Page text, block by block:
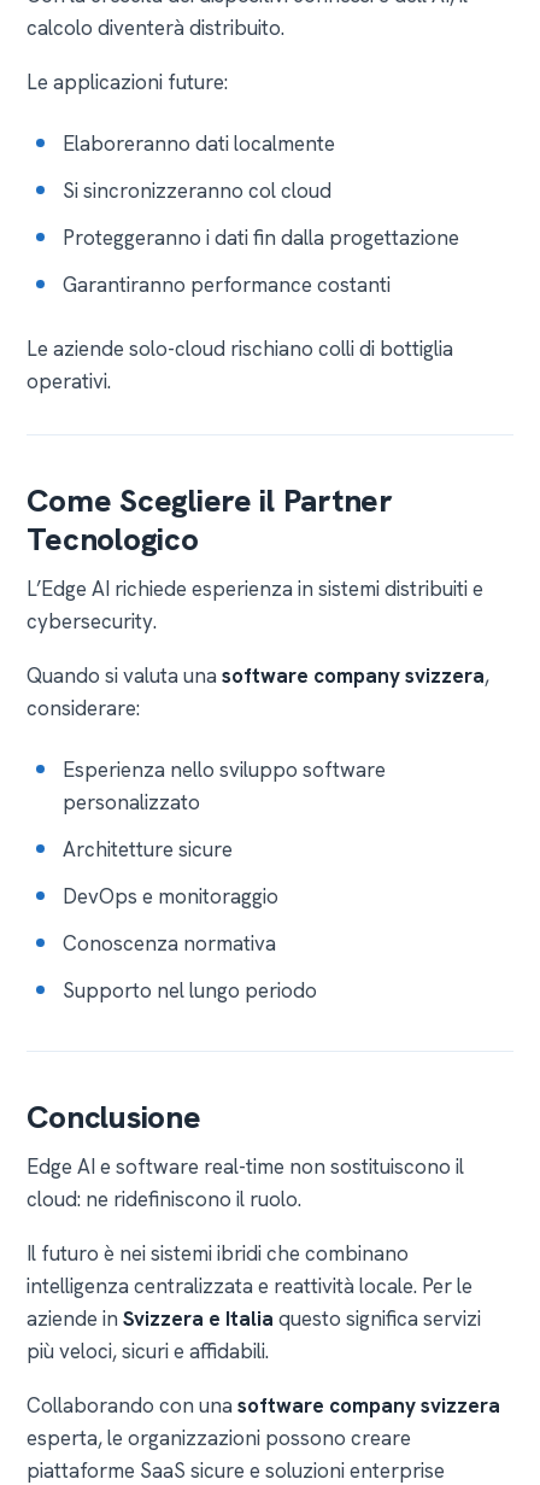
calcolo diventerà distribuito.
Le applicazioni future:
Elaboreranno dati localmente
Si sincronizzeranno col cloud
Proteggeranno i dati fin dalla progettazione
Garantiranno performance costanti
Le aziende solo-cloud rischiano colli di bottiglia
operativi.
Come Scegliere il Partner
Tecnologico
L’Edge AI richiede esperienza in sistemi distribuiti e
cybersecurity.
Quando si valuta unasoftware company svizzera,
considerare:
Esperienza nello sviluppo software
personalizzato
Architetture sicure
DevOps e monitoraggio
Conoscenza normativa
Supporto nel lungo periodo
Conclusione
Edge AI e software real-time non sostituiscono il
cloud: ne ridefiniscono il ruolo.
Il futuro è nei sistemi ibridi che combinano
intelligenza centralizzata e reattività locale. Per le
aziende inSvizzera e Italia questo significa servizi
più veloci, sicuri e affidabili.
Collaborando con unasoftware company svizzera
esperta, le organizzazioni possono creare
piattaforme SaaS sicure e soluzioni enterprise